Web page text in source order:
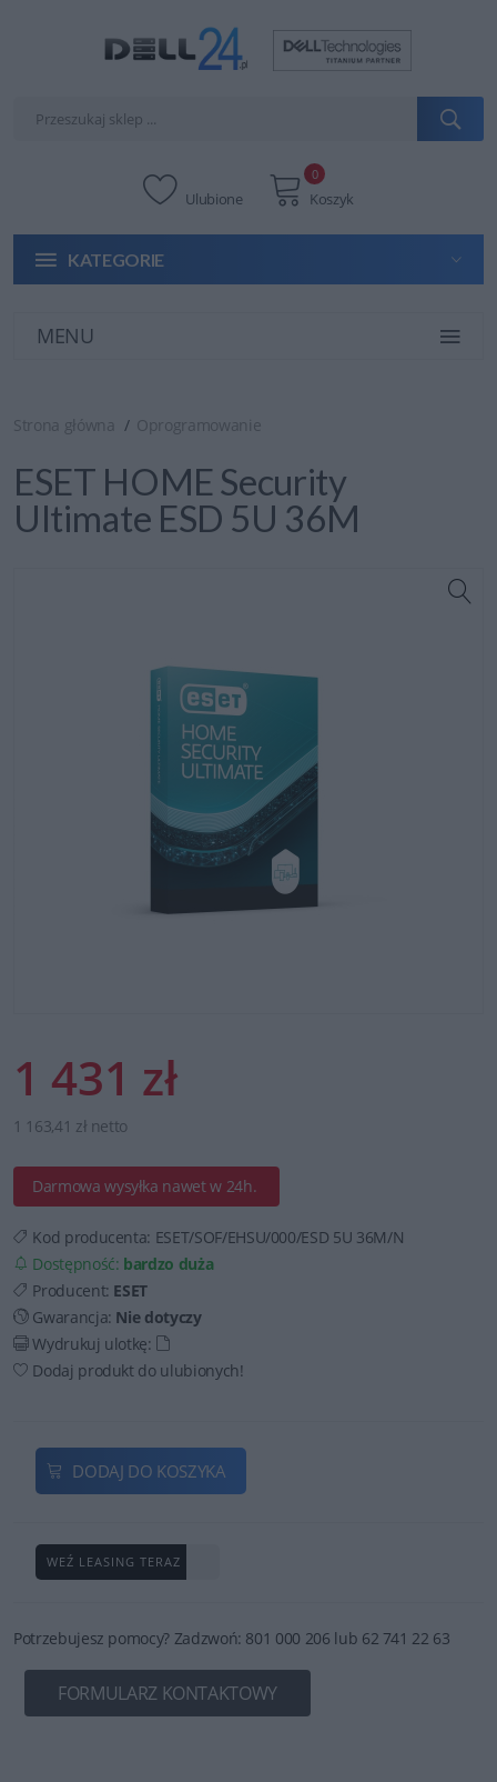
Ulubione Koszyk
0
KATEGORIE
MENU
Strona główna Oprogramowanie
ESET HOME Security
Ultimate ESD 5U 36M
1 431 zł
1 163,41 zł netto
Darmowa wysyłka nawet w 24h.
Kod producenta: ESET/SOF/EHSU/000/ESD 5U 36M/N
Dostępność: bardzo duża
Producent: ESET
Gwarancja: Nie dotyczy
Wydrukuj ulotkę:
Dodaj produkt do ulubionych!
DODAJ DO KOSZYKA
WEŹ LEASING TERAZ
Potrzebujesz pomocy? Zadzwoń: 801 000 206 lub 62 741 22 63
FORMULARZ KONTAKTOWY